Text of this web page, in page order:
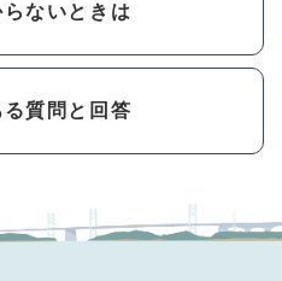
らないときは
る質問と回答